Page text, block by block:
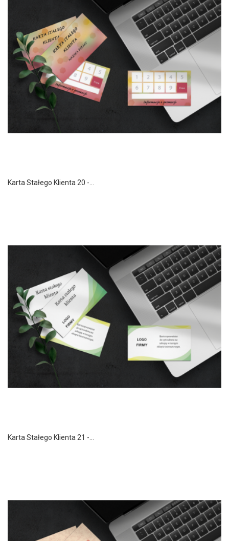
Karta Stałego Klienta 20 -...
Karta Stałego Klienta 21 -...